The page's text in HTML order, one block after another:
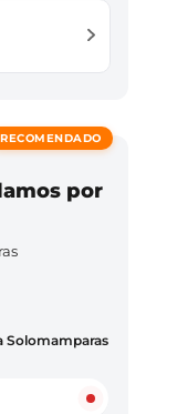
RECOMENDADO
por
Solomamparas